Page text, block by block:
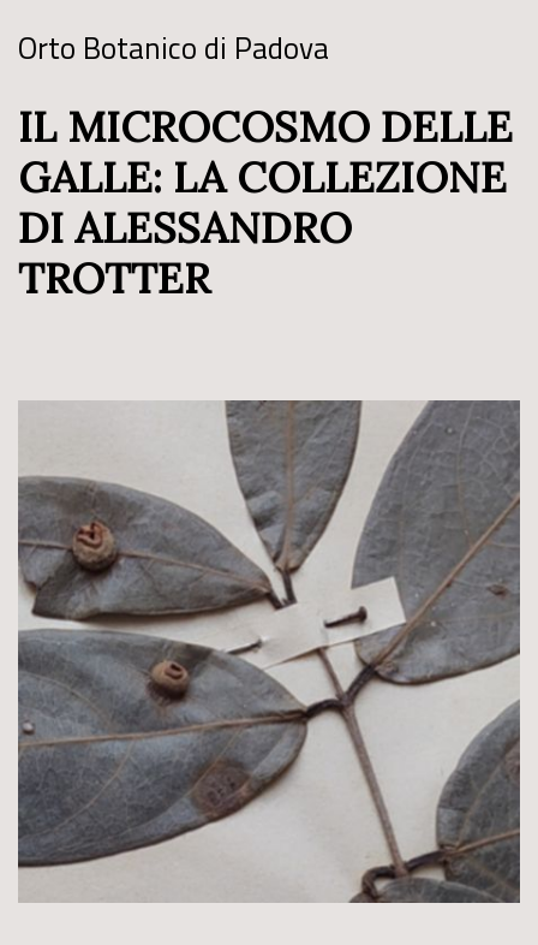
Orto Botanico di Padova
IL MICROCOSMO DELLE
GALLE: LA COLLEZIONE
DI ALESSANDRO
TROTTER